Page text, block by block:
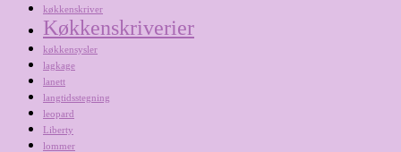
køkkenskriver
Køkkenskriverier
køkkensysler
lagkage
lanett
langtidsstegning
leopard
Liberty
lommer